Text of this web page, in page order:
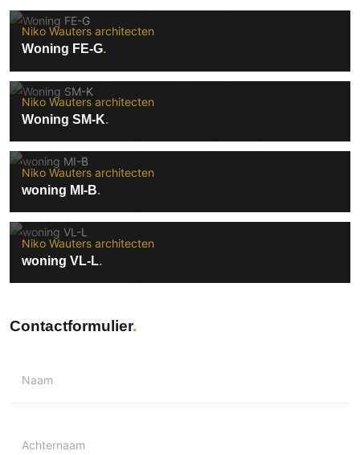
Aannemers Interieur
Akoestiek
Binnenzwembaden
Wellness
Wijnkelder en wijnkasten
Niko Wauters architecten
Woning FE-G
Niko Wauters architecten
Woning SM-K
Niko Wauters architecten
woning MI-B
Niko Wauters architecten
woning VL-L
Contactformulier
Naam
Achternaam